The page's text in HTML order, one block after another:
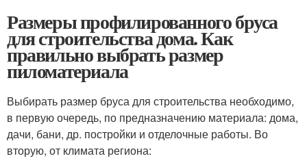
Размеры профилированного бруса
для строительства дома. Как
правильно выбрать размер
пиломатериала
Выбирать размер бруса для строительства необходимо,
в первую очередь, по предназначению материала: дома,
дачи, бани, др. постройки и отделочные работы. Во
вторую, от климата региона: